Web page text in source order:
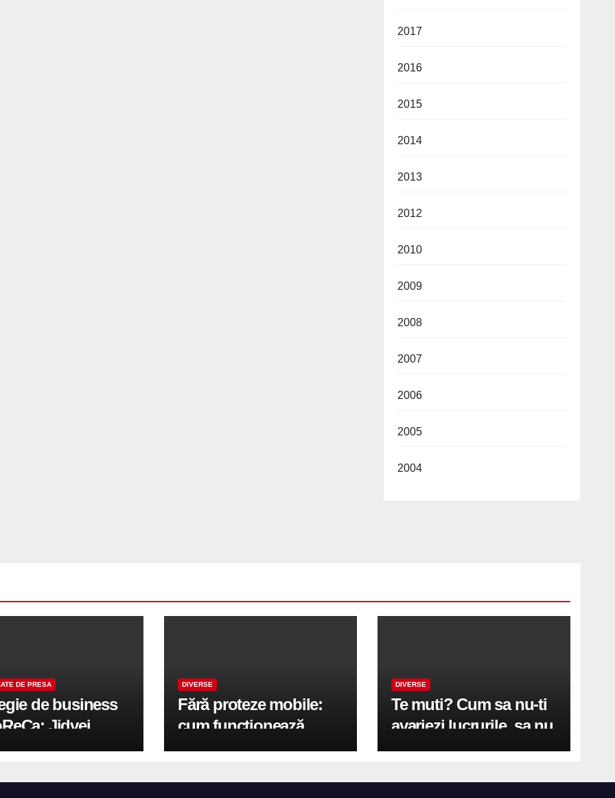
2017
2016
2015
2014
2013
2012
2010
2009
2008
2007
2006
2005
2004
DE PRESA
de business
Jidvei
terasele în
DIVERSE
Fără proteze mobile:
cum funcționează
reabilitarea completă
DIVERSE
Te muti? Cum sa nu-ti
avariezi lucrurile, sa nu
zgarii podeaua sau sa